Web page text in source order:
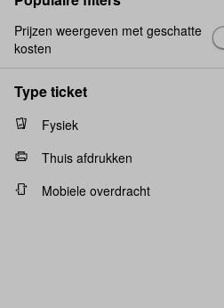
Prijzen weergeven met geschatte
kosten
Type ticket
Fysiek
Thuis afdrukken
Mobiele overdracht